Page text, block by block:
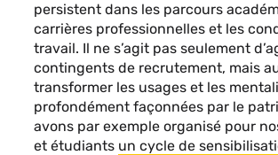
persistent dans les parcours
carrières professionnelles et les
travail. Il ne s’agit pas seulement
contingents de recrutement, mais
transformer les usages et les
profondément façonnées par le
avons par exemple organisé pour
et étudiants un cycle de